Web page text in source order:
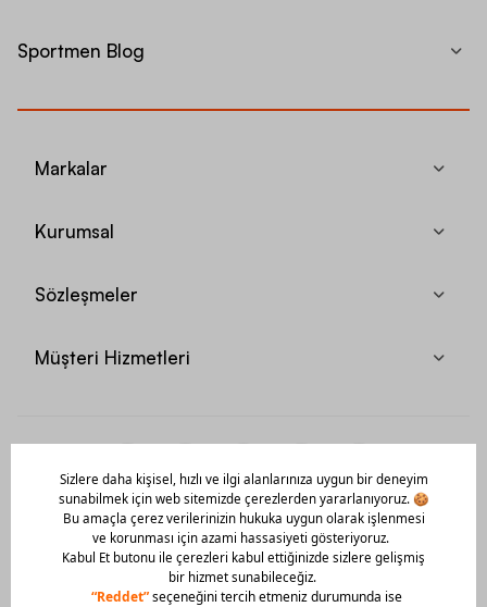
Sportmen Blog
Markalar
Kurumsal
Sözleşmeler
Müşteri Hizmetleri
Mobil Uygulamamızı Hemen İndir!